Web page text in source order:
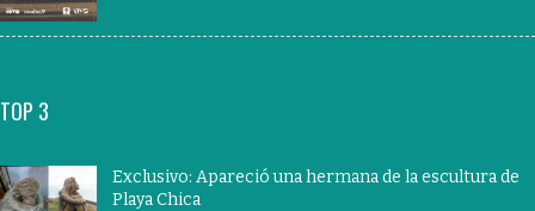
TOP 3
Exclusivo: Apareció una hermana de la escultura de
Playa Chica